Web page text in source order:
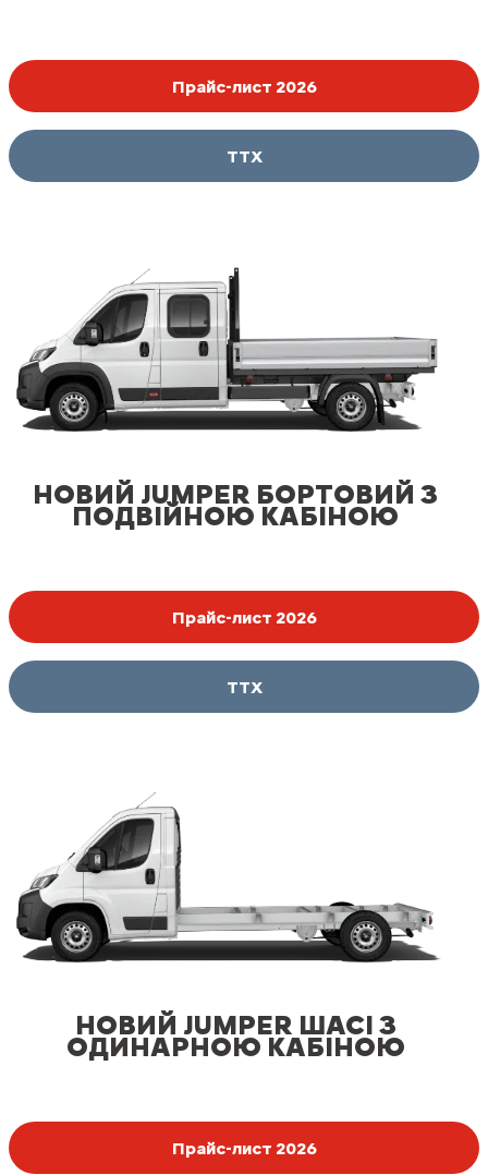
Прайс-лист 2026
ТТХ
НОВИЙ JUMPER БОРТОВИЙ З
ПОДВІЙНОЮ КАБІНОЮ
Прайс-лист 2026
ТТХ
НОВИЙ JUMPER ШАСІ З
ОДИНАРНОЮ КАБІНОЮ
Прайс-лист 2026